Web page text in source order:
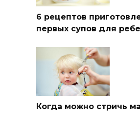
6 рецептов
первых супов для
Когда можно стричь